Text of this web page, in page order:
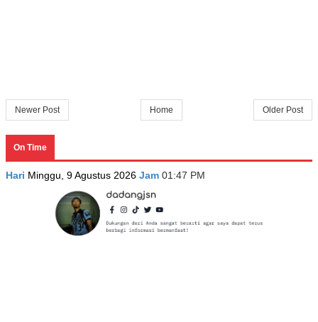
Newer Post Older Post
Home
On Time
Hari Minggu, 9 Agustus 2026 Jam 01:47 PM